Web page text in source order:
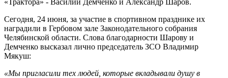
Сегодня, 24 июня, за участие в спортивном празднике их
наградили в Гербовом зале Законодательного собрания
Челябинской области. Слова благодарности Шарову и
Демченко высказал лично председатель ЗСО Владимир
Мякуш:
«Мы пригласили тех людей, которые вкладывали душу в